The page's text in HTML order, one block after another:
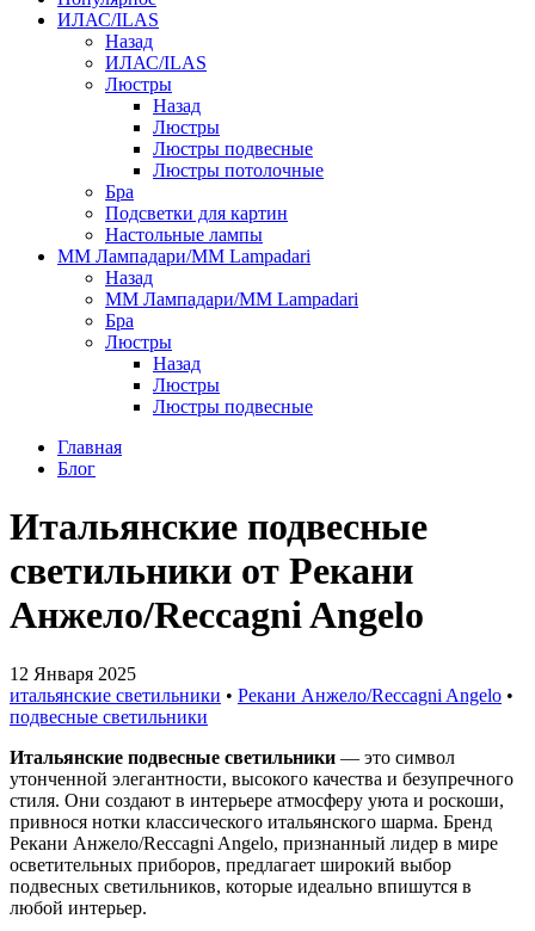
ИЛАС/ILAS
Назад
ИЛАС/ILAS
Люстры
Назад
Люстры
Люстры подвесные
Люстры потолочные
Бра
Подсветки для картин
Настольные лампы
ММ Лампадари/MM Lampadari
Назад
ММ Лампадари/MM Lampadari
Бра
Люстры
Назад
Люстры
Люстры подвесные
Главная
Блог
Итальянские подвесные
светильники от Рекани
Анжело/Reccagni Angelo
12 Января 2025
итальянские светильники • Рекани Анжело/Reccagni Angelo •
подвесные светильники
Итальянские подвесные светильники — это символ
утонченной элегантности, высокого качества и безупречного
стиля. Они создают в интерьере атмосферу уюта и роскоши,
привнося нотки классического итальянского шарма. Бренд
Рекани Анжело/Reccagni Angelo, признанный лидер в мире
осветительных приборов, предлагает широкий выбор
подвесных светильников, которые идеально впишутся в
любой интерьер.